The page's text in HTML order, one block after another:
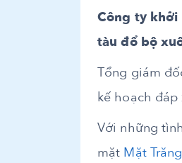
Công ty khởi
tàu đổ bộ
Tổng giám
kế hoạch đáp
Với những
mặt Mặt Trăng